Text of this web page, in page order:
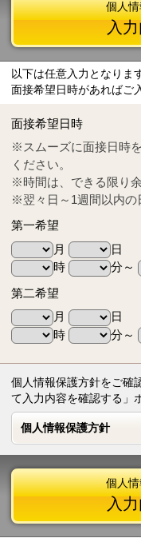
Tel
0570-55-0314
個人
入
以下は任意入力となりま
面接希望日時があればご
面接希望日時
※スムーズに面接日時
ください。
※時間は、できる限り
※翌々日～1週間以内の
第一希望
月
日
時
分～
第二希望
月
日
時
分～
個人情報保護方針をご確
て入力内容を確認する」
個人情報保護方針
個人情報保護方針
個人
入